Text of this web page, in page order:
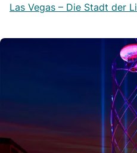
Las Vegas – Die Stadt der